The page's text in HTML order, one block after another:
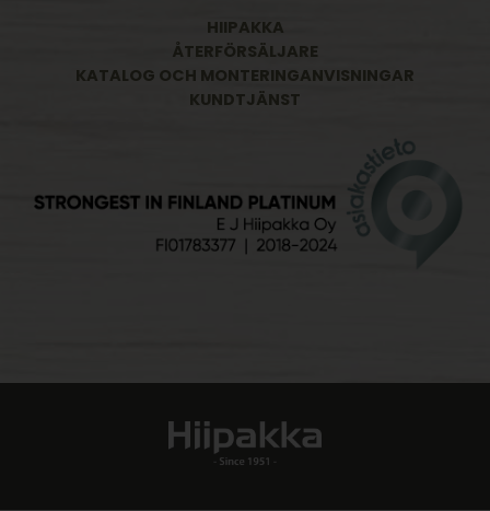
HIIPAKKA
ÅTERFÖRSÄLJARE
KATALOG OCH MONTERINGANVISNINGAR
KUNDTJÄNST